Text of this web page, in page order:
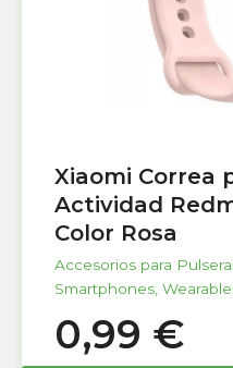
Xiaomi Correa
Actividad
Color Rosa
Accesorios para
Smartphones,
0,99 €